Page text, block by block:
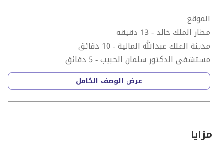
الموقع
مطار الملك خالد - 13 دقيقه
مدينة الملك عبدالله المالية - 10 دقائق
مستشفى الدكتور سلمان الحبيب - 5 دقائق
طريق الملك سلمان - 5 دقايق
طريق الملك فهد - 6 دقائق
.........................................................
عرض الوصف الكامل
مزايا